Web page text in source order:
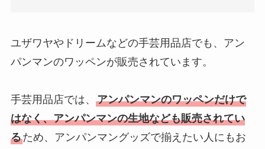
ユザワヤやドリームなどの手芸用品店でも、アン
パンマンのワッペンが販売されています。
手芸用品店では、 アンパンマンのワッペンだけで
はなく、アンパンマンの生地なども販売されてい
るため、アンパンマングッズで揃えたい人にもお